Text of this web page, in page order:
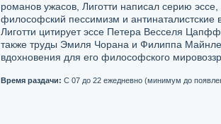
романов ужасов, Лиготти написал серию
философский пессимизм и антинаталистские
Лиготти цитирует эссе Петера Весселя
также труды Эмиля Чорана и Филиппа
вдохновения для его философского
Время раздачи: С 07 до 22 ежедневно (минимум до